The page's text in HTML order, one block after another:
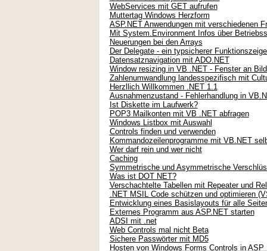
WebServices mit GET aufrufen
Muttertag Windows Herzform
ASP.NET Anwendungen mit verschiedenen
Mit System.Environment Infos über
Neuerungen bei den Arrays
Der Delegate - ein typsicherer
Datensatznavigation mit ADO.NET
Window resizing in VB .NET - Fenster an
Zahlenumwandlung landesspezifisch mit
Herzllich Willkommen .NET 1.1
Ausnahmenzustand - Fehlerhandlung in
Ist Diskette im Laufwerk?
POP3 Mailkonten mit VB .NET abfragen
Windows Listbox mit Auswahl
Controls finden und verwenden
Kommandozeilenprogramme mit VB.NET
Wer darf rein und wer nicht
Caching
Symmetrische und Asymmetrische
Was ist DOT NET?
Verschachtelte Tabellen mit Repeater und
.NET MSIL Code schützen und optimieren
Entwicklung eines Basislayouts für alle
Externes Programm aus ASP.NET starten
ADSI mit .net
Web Controls mal nicht Beta
Sichere Passwörter mit MD5
Hosten von Windows Forms Controls in ASP